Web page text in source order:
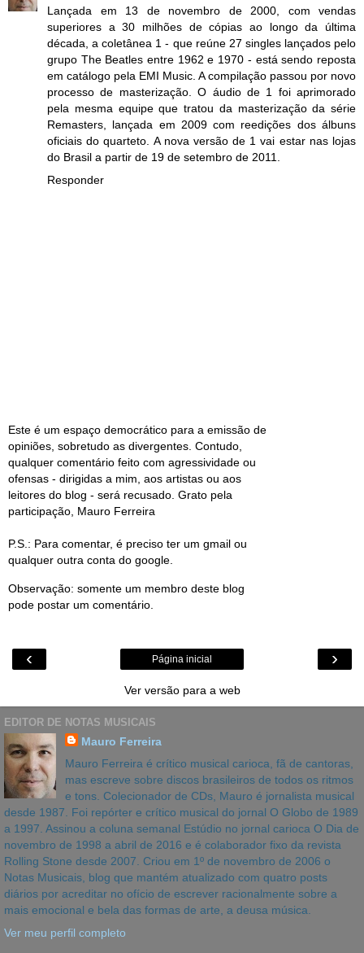
Lançada em 13 de novembro de 2000, com vendas
superiores a 30 milhões de cópias ao longo da última
década, a coletânea 1 - que reúne 27 singles lançados pelo
grupo The Beatles entre 1962 e 1970 - está sendo reposta
em catálogo pela EMI Music. A compilação passou por novo
processo de masterização. O áudio de 1 foi aprimorado
pela mesma equipe que tratou da masterização da série
Remasters, lançada em 2009 com reedições dos álbuns
oficiais do quarteto. A nova versão de 1 vai estar nas lojas
do Brasil a partir de 19 de setembro de 2011.
Responder
Este é um espaço democrático para a emissão de
opiniões, sobretudo as divergentes. Contudo,
qualquer comentário feito com agressividade ou
ofensas - dirigidas a mim, aos artistas ou aos
leitores do blog - será recusado. Grato pela
participação, Mauro Ferreira
P.S.: Para comentar, é preciso ter um gmail ou
qualquer outra conta do google.
Observação: somente um membro deste blog
pode postar um comentário.
‹ ›
Página inicial
Ver versão para a web
EDITOR DE NOTAS MUSICAIS
Mauro Ferreira
Mauro Ferreira é crítico musical carioca, fã de cantoras,
mas escreve sobre discos brasileiros de todos os ritmos
e tons. Colecionador de CDs, Mauro é jornalista musical
desde 1987. Foi repórter e crítico musical do jornal O Globo de 1989
a 1997. Assinou a coluna semanal Estúdio no jornal carioca O Dia de
novembro de 1998 a abril de 2016 e é colaborador fixo da revista
Rolling Stone desde 2007. Criou em 1º de novembro de 2006 o
Notas Musicais, blog que mantém atualizado com quatro posts
diários por acreditar no ofício de escrever racionalmente sobre a
mais emocional e bela das formas de arte, a deusa música.
Ver meu perfil completo